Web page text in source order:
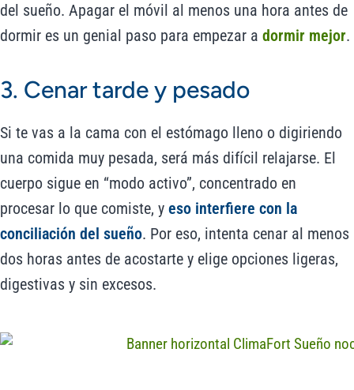
del sueño. Apagar el móvil al menos una hora antes de
dormir es un genial paso para empezar a dormir mejor.
3. Cenar tarde y pesado
Si te vas a la cama con el estómago lleno o digiriendo
una comida muy pesada, será más difícil relajarse. El
cuerpo sigue en “modo activo”, concentrado en
procesar lo que comiste, y eso interfiere con la
conciliación del sueño. Por eso, intenta cenar al menos
dos horas antes de acostarte y elige opciones ligeras,
digestivas y sin excesos.